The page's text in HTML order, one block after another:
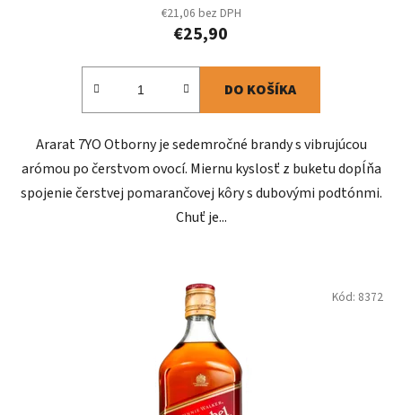
€21,06 bez DPH
€25,90
DO KOŠÍKA
Ararat 7YO Otborny je sedemročné brandy s vibrujúcou
arómou po čerstvom ovocí. Miernu kyslosť z buketu dopĺňa
spojenie čerstvej pomarančovej kôry s dubovými podtónmi.
Chuť je...
Kód: 8372